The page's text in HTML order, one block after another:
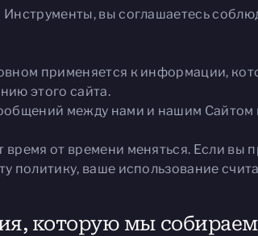
Инструменты, вы соглашаетесь
применяется к информации,
этого сайта.
между нами и нашим Сайтом
время от времени меняться. Если вы
политику, ваше использование
которую мы собираем